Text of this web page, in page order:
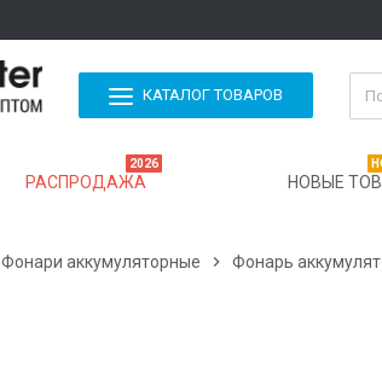
КАТАЛОГ ТОВАРОВ
РАСПРОДАЖА
2026
НОВЫЕ
Фонари аккумуляторные  Фонарь